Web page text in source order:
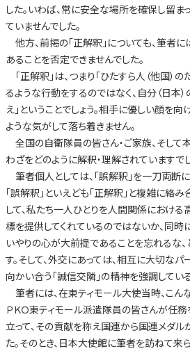
した。いわば、常に安全な場所を確保し留
ていませんでした。
他方、前掲の「正解釈」についても、筆者に
あることを否定できませんでした。
「正解釈」は、つまり「ひたすら人（他国）
るような行動をするのではなく、自分（日本
え」ということでしょう。相手に優しい顔を
ような気がして落ち着きません。
全国の自衛隊員の皆さん・ご家族、そして
わざをどのように解釈・理解されていますで
筆者個人としては、「誤解釈」を一刀両断
「誤解釈」といえども「正解釈」と複雑に絡
して、私たち一人ひとりを人間関係におけ
標を提供してくれているのではないか、同時
いやりの心が大前提であることを忘れるな
す。そして、外交にあっては、相互に大切な
向かい合う「誠信交隣」の精神を強調してい
筆者には、在東ティモール大使当時、こん
ＰＫＯ東ティモール派遣隊員の皆さんが任
立って、その貢献を称え国連から国連メダ
た。そのとき、日本大使館に筆者を訪ねて来